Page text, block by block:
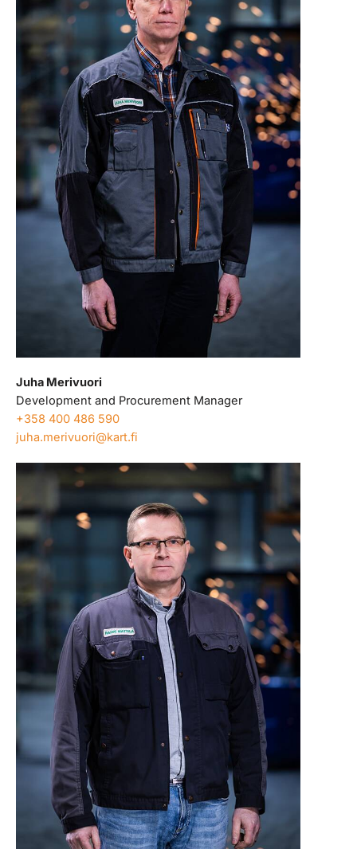
Juha Merivuori
Development and Procurement Manager
+358 400 486 590
juha.merivuori@kart.fi